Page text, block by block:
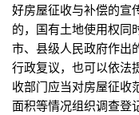
好房屋征收与补偿的
的，国有土地使用权
市、县级人民政府作出
行政复议，也可以依
收部门应当对房屋征收
面积等情况组织调查登